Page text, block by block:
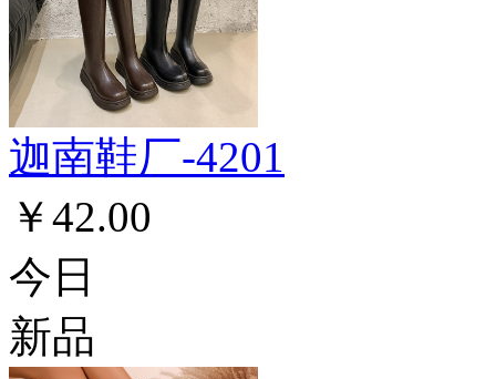
迦南鞋厂-4201
￥42.00
今日
新品